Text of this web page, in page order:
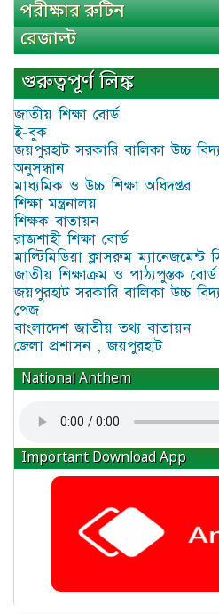
পরীক্ষার রুটিন
রেজাল্ট
গুরুত্বপূর্ণ লিঙ্ক
জাতীয় শিক্ষা বোর্ড
ই-বুক
জয়পুরহাট সরকারি বালিকা উচ্চ
অনুসন্ধান
মাধ্যমিক ও উচ্চ শিক্ষা অধিদপ্তর
শিক্ষা মন্ত্রনালয়
শিক্ষক বাতায়ন
রাজশাহী শিক্ষা বোর্ড
মাল্টিমিডিয়া ক্লাসরুম ম্যানেজমেন্ট
জাতীয় শিক্ষাক্রম ও পাঠ্যপুস্তক বোর্ড
জয়পুরহাট সরকারি বালিকা উচ্চ
পেজ
বাংলাদেশ জাতীয় তথ্য বাতায়ন
জেলা প্রশাসন , জয়পুরহাট
National Anthem
Important Download App